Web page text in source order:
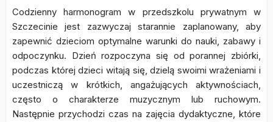
Codzienny harmonogram w przedszkolu prywatnym w
Szczecinie jest zazwyczaj starannie zaplanowany, aby
zapewnić dzieciom optymalne warunki do nauki, zabawy i
odpoczynku. Dzień rozpoczyna się od porannej zbiórki,
podczas której dzieci witają się, dzielą swoimi wrażeniami i
uczestniczą w krótkich, angażujących aktywnościach,
często o charakterze muzycznym lub ruchowym.
Następnie przychodzi czas na zajęcia dydaktyczne, które